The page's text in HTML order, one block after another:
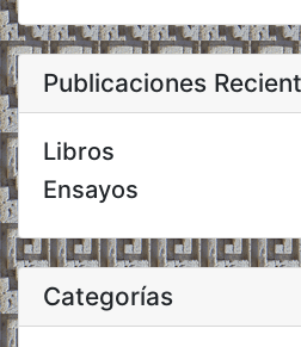
Publicaciones
Libros
Ensayos
Categorías